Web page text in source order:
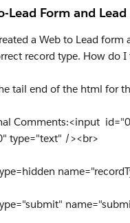
Lead Form and Lead
a Web to Lead
record type. How do
tail end of the html for
Comments:<input
type="text" /><br>